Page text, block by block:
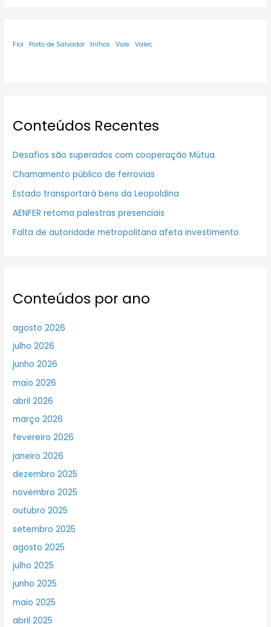
Fiol Porto de Salvador trilhos Vale Valec
Conteúdos Recentes
Desafios são superados com cooperação Mútua
Chamamento público de ferrovias
Estado transportará bens da Leopoldina
AENFER retoma palestras presenciais
Falta de autoridade metropolitana afeta investimento
Conteúdos por ano
agosto 2026
julho 2026
junho 2026
maio 2026
abril 2026
março 2026
fevereiro 2026
janeiro 2026
dezembro 2025
novembro 2025
outubro 2025
setembro 2025
agosto 2025
julho 2025
junho 2025
maio 2025
abril 2025